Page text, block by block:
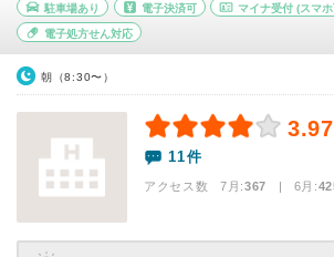
駐車場あり 電子決済可 マイナ受付 (スマ
電子処方せん対応
朝（8:30〜）
3.97
11件
アクセス数 7月:367 | 6月: